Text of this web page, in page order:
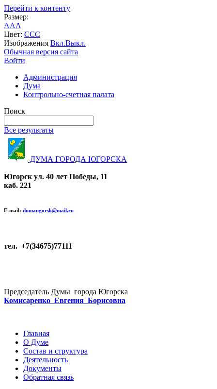
Перейти к контенту
Размер:
AAA
Цвет: CCC
Изображения Вкл.Выкл.
Обычная версия сайта
Войти
Администрация
Дума
Контрольно-счетная палата
Поиск
Все результаты
ДУМА ГОРОДА ЮГОРСКА
Югорск ул. 40 лет Победы, 11
каб. 221
E-mail: dumaugorsk@mail.ru
тел. +7(34675)77111
Председатель Думы города Югорска
Комисаренко Евгения Борисовна
Главная
О Думе
Состав и структура
Деятельность
Документы
Обратная связь